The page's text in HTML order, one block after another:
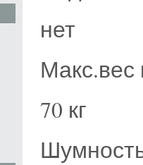
нет
Макс.вес
70 кг